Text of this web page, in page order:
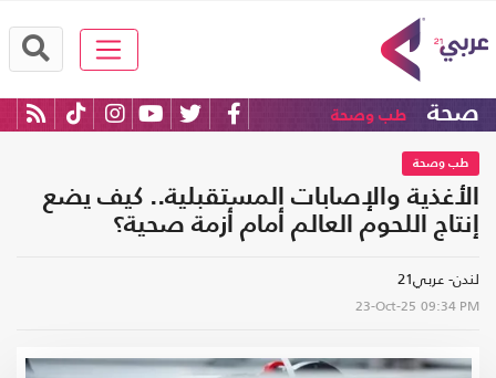
صحة طب وصحة
طب وصحة
الأغذية والإصابات المستقبلية.. كيف يضع
إنتاج اللحوم العالم أمام أزمة صحية؟
لندن- عربي21
23-Oct-25 09:34 PM